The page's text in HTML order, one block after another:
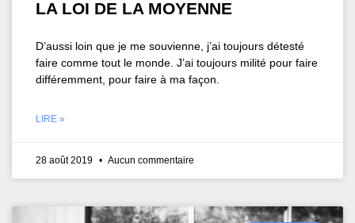
LA LOI DE LA MOYENNE
D’aussi loin que je me souvienne, j’ai toujours détesté
faire comme tout le monde. J’ai toujours milité pour faire
différemment, pour faire à ma façon.
LIRE »
28 août 2019 Aucun commentaire